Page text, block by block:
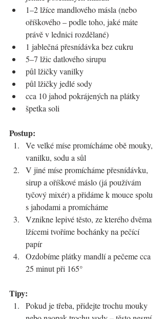
1–2 lžíce mandlového másla (nebo
oříškového – podle toho, jaké máte
právě v lednici rozdělané)
1 jablečná přesnídávka bez cukru
5–7 lžic datlového sirupu
půl lžičky vanilky
půl lžičky jedlé sody
cca 10 jahod pokrájených na plátky
špetka soli
Postup:
Ve velké míse promícháme obě mouky,
vanilku, sodu a sůl
V jiné míse promícháme přesnídávku,
sirup a oříškové máslo (já používám
tyčový mixér) a přidáme k mouce spolu
s jahodami a promícháme
Vznikne lepivé těsto, ze kterého dvěma
lžícemi tvoříme bochánky na pečící
papír
Ozdobíme plátky mandlí a pečeme cca
25 minut při 165°
Tipy:
Pokud je třeba, přidejte trochu mouky